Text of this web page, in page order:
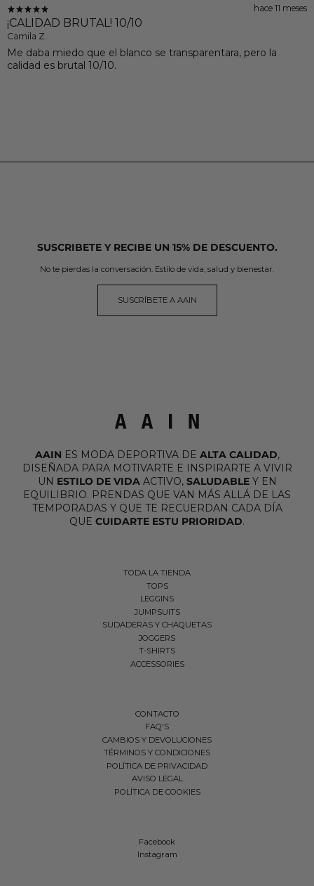
hace 11 meses
¡CALIDAD BRUTAL! 10/10
Camila Z.
Me daba miedo que el blanco se transparentara, pero la
calidad es brutal 10/10.
SUSCRIBETE Y RECIBE UN 15% DE DESCUENTO.
No te pierdas la conversación. Estilo de vida, salud y bienestar.
SUSCRÍBETE A AAIN
AAIN ES MODA DEPORTIVA DE ALTA CALIDAD,
DISEÑADA PARA MOTIVARTE E INSPIRARTE A VIVIR
UN ESTILO DE VIDA ACTIVO, SALUDABLEY EN
EQUILIBRIO. PRENDAS QUE VAN MÁS ALLÁ DE LAS
TEMPORADAS Y QUE TE RECUERDAN CADA DÍA
QUE CUIDARTE ESTU PRIORIDAD.
TODA LA TIENDA
TOPS
LEGGINS
JUMPSUITS
SUDADERAS Y CHAQUETAS
JOGGERS
T-SHIRTS
ACCESSORIES
CONTACTO
FAQ'S
CAMBIOS Y DEVOLUCIONES
TÉRMINOS Y CONDICIONES
POLÍTICA DE PRIVACIDAD
AVISO LEGAL
POLÍTICA DE COOKIES
Facebook
Instagram